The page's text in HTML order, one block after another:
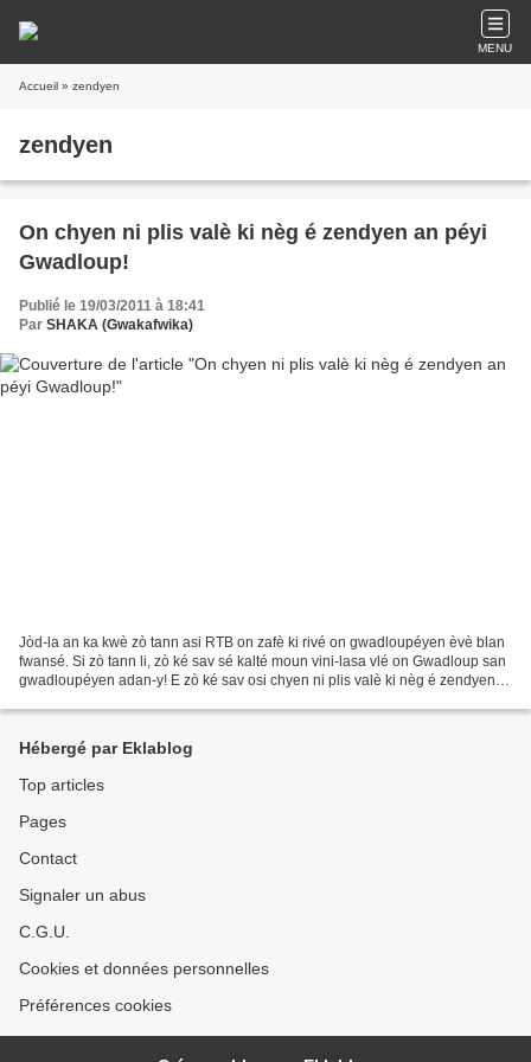
MENU
Accueil » zendyen
zendyen
On chyen ni plis valè ki nèg é zendyen an péyi
Gwadloup!
Publié le 19/03/2011 à 18:41
Par SHAKA (Gwakafwika)
Jòd-la an ka kwè zò tann asi RTB on zafè ki rivé on gwadloupéyen èvè blan
fwansé. Si zò tann li, zò ké sav sé kalté moun vini-lasa vlé on Gwadloup san
gwadloupéyen adan-y! E zò ké sav osi chyen ni plis valè ki nèg é zendyen
Hébergé par Eklablog
Top articles
Pages
Contact
Signaler un abus
C.G.U.
Cookies et données personnelles
Préférences cookies